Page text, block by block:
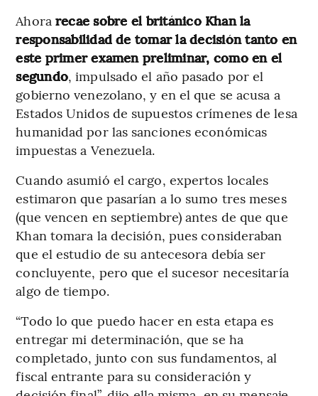
Ahora recae sobre el británico Khan la
responsabilidad de tomar la decisión tanto en
este primer examen preliminar, como en el
segundo, impulsado el año pasado por el
gobierno venezolano, y en el que se acusa a
Estados Unidos de supuestos crímenes de lesa
humanidad por las sanciones económicas
impuestas a Venezuela.
Cuando asumió el cargo, expertos locales
estimaron que pasarían a lo sumo tres meses
(que vencen en septiembre) antes de que que
Khan tomara la decisión, pues consideraban
que el estudio de su antecesora debía ser
concluyente, pero que el sucesor necesitaría
algo de tiempo.
“Todo lo que puedo hacer en esta etapa es
entregar mi determinación, que se ha
completado, junto con sus fundamentos, al
fiscal entrante para su consideración y